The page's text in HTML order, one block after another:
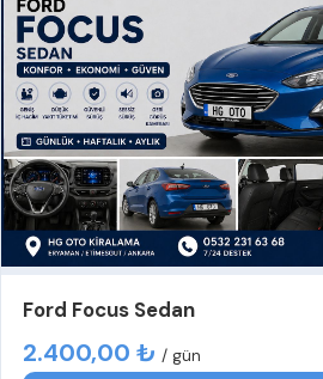
Ford Focus Sedan
2.400,00 ₺ / gün